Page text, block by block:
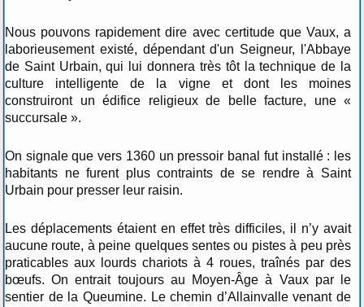
Nous pouvons rapidement dire avec certitude que Vaux, a
laborieusement existé, dépendant d'un Seigneur, l'Abbaye
de Saint Urbain, qui lui donnera très tôt la technique de la
culture intelligente de la vigne et dont les moines
construiront un édifice religieux de belle facture, une «
succursale ».
On signale que vers 1360 un pressoir banal fut installé : les
habitants ne furent plus contraints de se rendre à Saint
Urbain pour presser leur raisin.
Les déplacements étaient en effet très difficiles, il n’y avait
aucune route, à peine quelques sentes ou pistes à peu près
praticables aux lourds chariots à 4 roues, traînés par des
bœufs. On entrait toujours au Moyen-Âge à Vaux par le
sentier de la Queumine. Le chemin d’Allainvalle venant de